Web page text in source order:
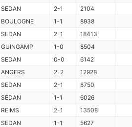
SEDAN 2-1
2104
BOULOGNE 1-1
8938
SEDAN 2-1
18413
GUINGAMP 1-0
8504
SEDAN 0-0
6142
ANGERS 2-2
12928
SEDAN 2-1
8750
SEDAN 1-1
6026
REIMS 2-1
13508
SEDAN 1-1
5627